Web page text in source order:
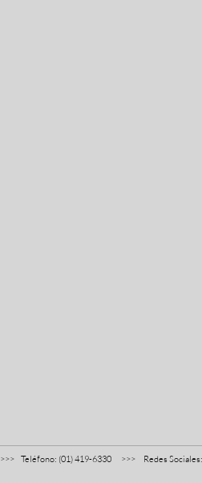
>>> Teléfono: (01) 419-6330 >>> Redes Sociales: